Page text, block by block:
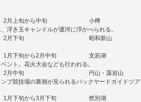
2月上旬から中旬
小樽
浮き玉キャンドルが運河に浮かべられる。
2月下旬
昭和新山
1月下旬から2月中旬
支笏湖
ント。花火大会なども行われる。
2月中旬
円山・藻岩山
プ競技場の裏側が見られるバックヤードガイドツア
1月下旬から3月下旬
然別湖